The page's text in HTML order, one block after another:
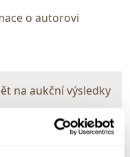
o autorovi
na aukční výsledky